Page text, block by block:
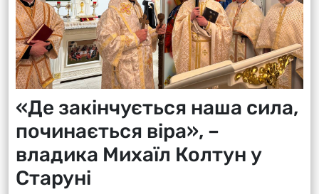
«Де закінчується наша сила,
починається віра», –
владика Михаїл Колтун у
Старуні